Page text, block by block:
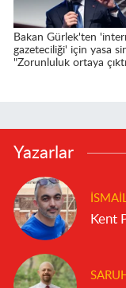
Bakan Gürlek'ten
gazeteciliği' için yasa
"Zorunluluk ortaya
Yazarlar
Kent